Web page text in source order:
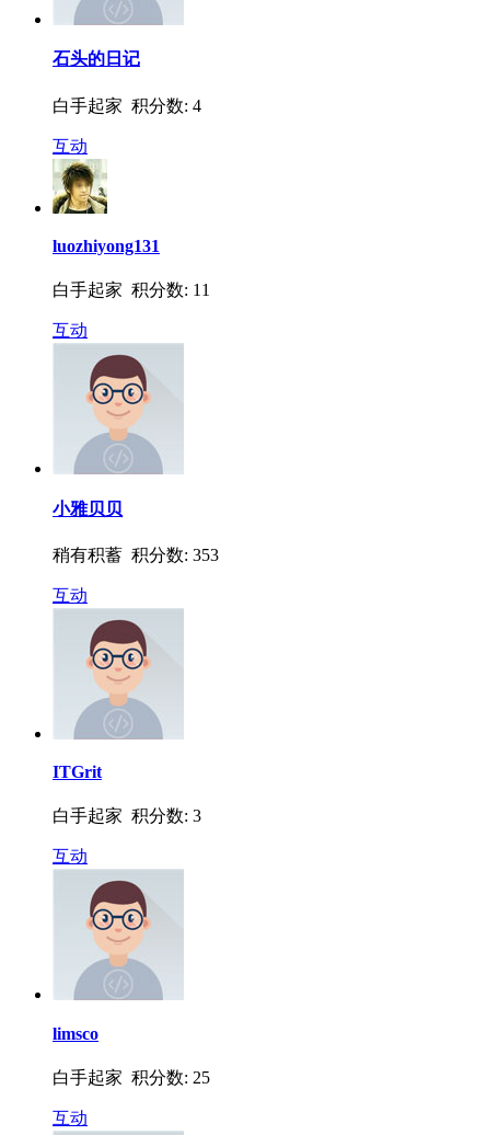
石头的日记
白手起家 积分数: 4
互动
luozhiyong131
白手起家 积分数: 11
互动
小雅贝贝
稍有积蓄 积分数: 353
互动
ITGrit
白手起家 积分数: 3
互动
limsco
白手起家 积分数: 25
互动